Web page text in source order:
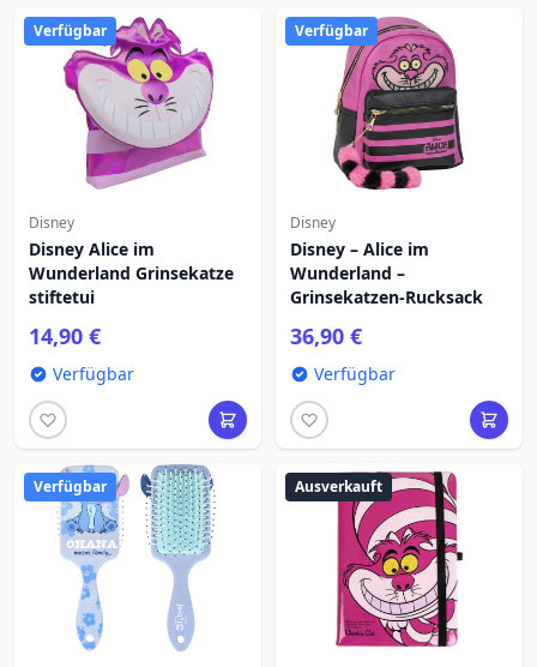
Verfügbar
Disney
Disney Alice im
Wunderland Grinsekatze
stiftetui
14,90 €
Verfügbar
Verfügbar
Disney
Disney – Alice im
Wunderland –
Grinsekatzen-Rucksack
36,90 €
Verfügbar
Verfügbar Ausverkauft